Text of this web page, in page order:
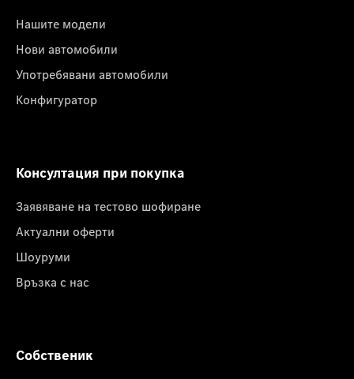
Нашите модели
Нови автомобили
Употребявани автомобили
Конфигуратор
Консултация при покупка
Заявяване на тестово шофиране
Актуални оферти
Шоуруми
Връзка с нас
Собственик